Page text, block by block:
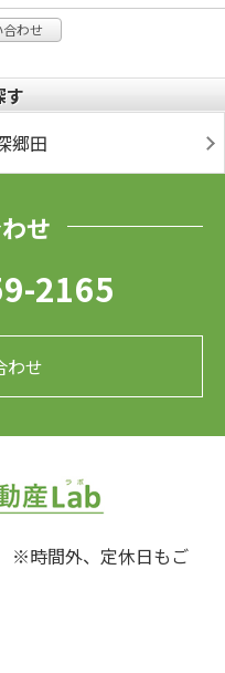
わせ
す
郷田
せ
2165
わせ
時間外、定休日もご